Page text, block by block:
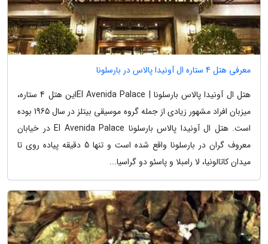
معرفی هتل 4 ستاره ال آونیدا پالاس در بارسلونا
هتل ال آونیدا پالاس بارسلونا | El Avenida Palaceاین هتل 4 ستاره،
میزبان افراد مشهور زیادی از جمله گروه موسیقی بیتلز در سال 1965 بوده
است. هتل ال آونیدا پالاس بارسلونا El Avenida Palace در خیابان
معروف گران در بارسلونا واقع شده است و تنها 5 دقیقه پیاده روی تا
میدان کاتالونیا، لا رامبلا و پاسئو دو گراسیا...